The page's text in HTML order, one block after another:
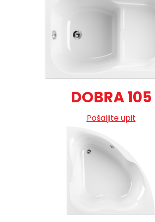
DOBRA 105
Pošaljite upit